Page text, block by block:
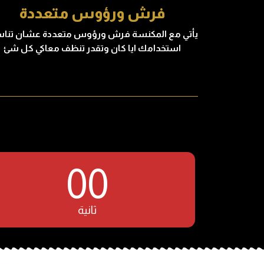
فرش ورؤوس متعددة
يأتي مع المكنسة فرش ورؤوس متعددة عشان
استخدامك ايا كان وتقدر تنظف معاكي كل شئ
00
ثانية